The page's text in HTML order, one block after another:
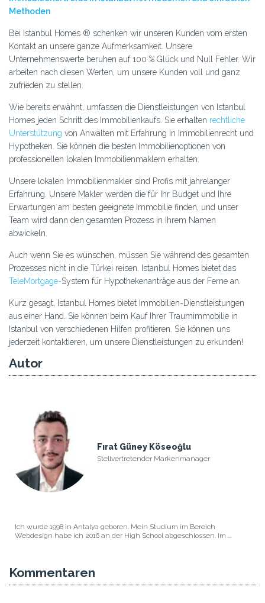
Methoden
Bei Istanbul Homes ® schenken wir unseren Kunden vom ersten
Kontakt an unsere ganze Aufmerksamkeit. Unsere
Unternehmenswerte beruhen auf 100 % Glück und Null Fehler. Wir
arbeiten nach diesen Werten, um unsere Kunden voll und ganz
zufrieden zu stellen.
Wie bereits erwähnt, umfassen die Dienstleistungen von Istanbul
Homes jeden Schritt des Immobilienkaufs. Sie erhalten rechtliche
Unterstützung von Anwälten mit Erfahrung in Immobilienrecht und
Hypotheken. Sie können die besten Immobilienoptionen von
professionellen lokalen Immobilienmaklern erhalten.
Unsere lokalen Immobilienmakler sind Profis mit jahrelanger
Erfahrung. Unsere Makler werden die für Ihr Budget und Ihre
Erwartungen am besten geeignete Immobilie finden, und unser
Team wird dann den gesamten Prozess in Ihrem Namen
abwickeln.
Auch wenn Sie es wünschen, müssen Sie während des gesamten
Prozesses nicht in die Türkei reisen. Istanbul Homes bietet das
TeleMortgage-System für Hypothekenanträge aus der Ferne an.
Kurz gesagt, Istanbul Homes bietet Immobilien-Dienstleistungen
aus einer Hand. Sie können beim Kauf Ihrer Traumimmobilie in
Istanbul von verschiedenen Hilfen profitieren. Sie können uns
jederzeit kontaktieren, um unsere Dienstleistungen zu erkunden!
Autor
Fırat Güney Köseoğlu
Stellvertretender Markenmanager
Ich wurde 1998 in Antalya geboren. Mein Studium im Bereich
Webdesign habe ich 2016 an der High School abgeschlossen. Im ...
Kommentaren